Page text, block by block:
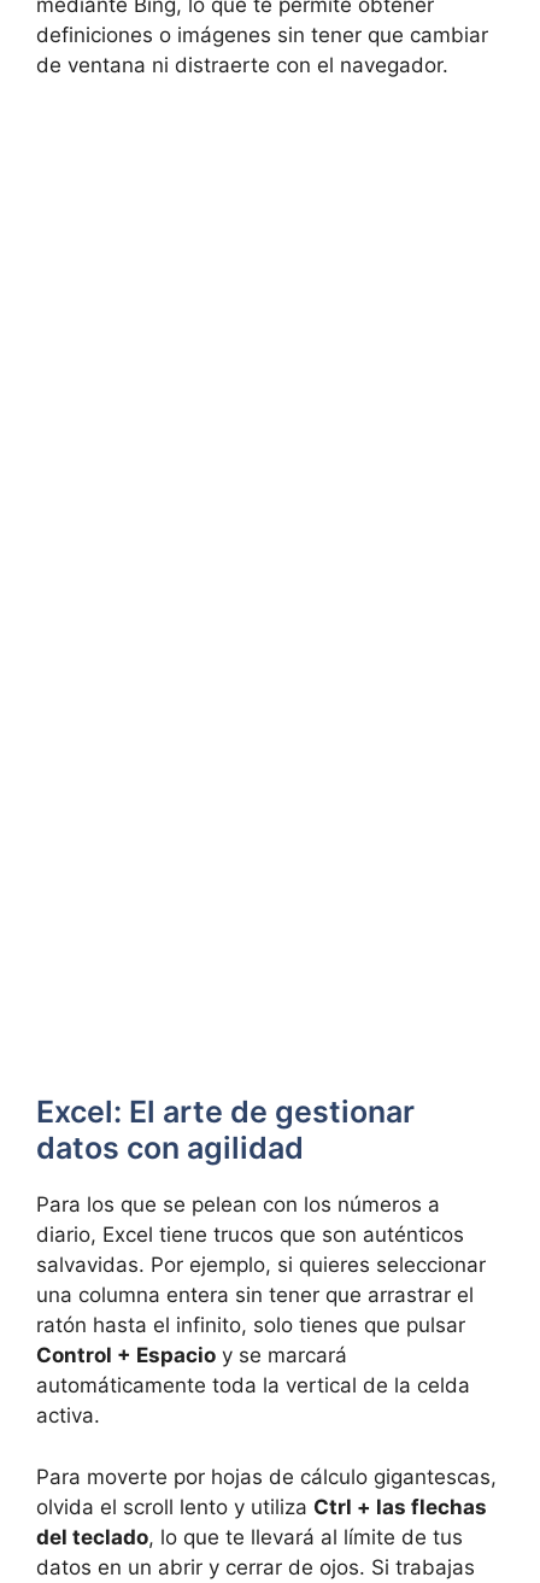
definiciones o imágenes sin tener que cambiar
de ventana ni distraerte con el navegador.
Excel: El arte de gestionar
datos con agilidad
Para los que se pelean con los números a
diario, Excel tiene trucos que son auténticos
salvavidas. Por ejemplo, si quieres seleccionar
una columna entera sin tener que arrastrar el
ratón hasta el infinito, solo tienes que pulsar
Control + Espacio y se marcará
automáticamente toda la vertical de la celda
activa.
Para moverte por hojas de cálculo gigantescas,
olvida el scroll lento y utiliza Ctrl + las flechas
del teclado, lo que te llevará al límite de tus
datos en un abrir y cerrar de ojos. Si trabajas